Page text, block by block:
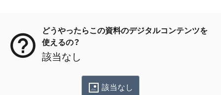
どうやったらこの資料のデジタルコンテンツを
使えるの？
該当なし
該当なし